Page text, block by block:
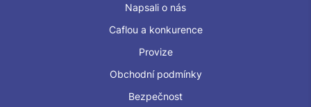
Napsali o nás
Caflou a konkurence
Provize
Obchodní podmínky
Bezpečnost